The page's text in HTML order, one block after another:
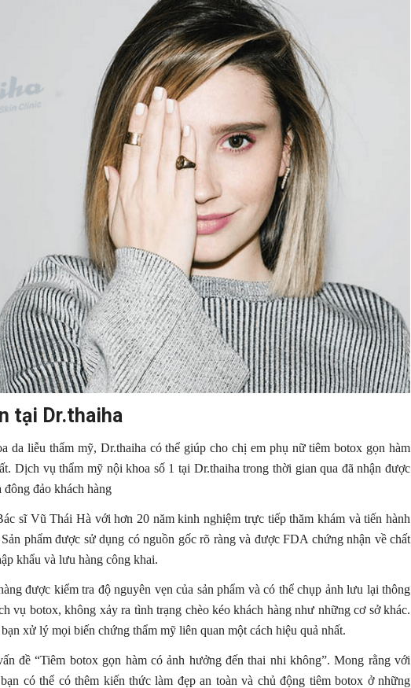
tại Dr.thaiha
da liễu thẩm mỹ, Dr.thaiha có thể giúp cho chị em phụ nữ tiêm botox gọn hàm
Dịch vụ thẩm mỹ nội khoa số 1 tại Dr.thaiha trong thời gian qua đã nhận được
đảo khách hàng
sĩ Vũ Thái Hà với hơn 20 năm kinh nghiệm trực tiếp thăm khám và tiến hành
phẩm được sử dụng có nguồn gốc rõ ràng và được FDA chứng nhận về chất
khẩu và lưu hàng công khai.
được kiểm tra độ nguyên vẹn của sản phẩm và có thể chụp ảnh lưu lại thông
vụ botox, không xảy ra tình trạng chèo kéo khách hàng như những cơ sở khác.
xử lý mọi biến chứng thẩm mỹ liên quan một cách hiệu quả nhất.
đề “Tiêm botox gọn hàm có ảnh hưởng đến thai nhi không”. Mong rằng với
có thể có thêm kiến thức làm đẹp an toàn và chủ động tiêm botox ở những